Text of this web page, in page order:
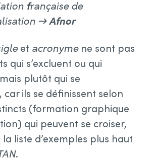
française de
→Afnor
et acronymene sont pas
qui s’excluent ou qui
plutôt qui se
car ils se définissent selon
(formation graphique
qui peuvent se croiser,
liste d’exemples plus haut
.